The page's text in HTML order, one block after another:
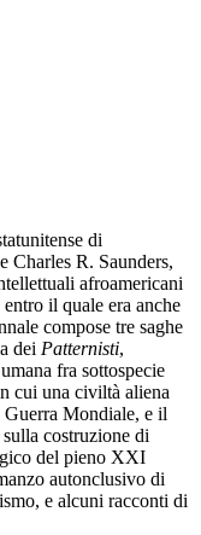
di
Charles R. Saunders,
afroamericani
il quale era anche
compose tre saghe
dei Patternisti,
fra sottospecie
cui una civiltà aliena
Mondiale, e il
costruzione di
del pieno XXI
autonclusivo di
e alcuni racconti di